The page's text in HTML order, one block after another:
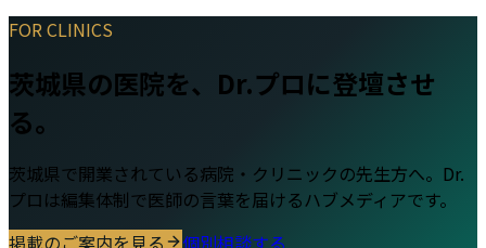
FOR CLINICS
茨城県の医院を、Dr.プロに登壇させ
る。
茨城県で開業されている病院・クリニックの先生方へ。Dr.
プロは編集体制で医師の言葉を届けるハブメディアです。